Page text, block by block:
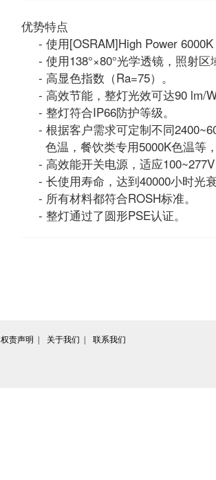
优势特点
- 使用[OSRAM]High Power
- 使用138°×80°光学透镜，照射区
- 高显色指数（Ra=75）。
- 高效节能，整灯光效可达90 lm/
- 整灯符合IP66防护等级。
- 根据客户需求可定制不同
色温，餐饮类专用5000K色温等
- 高效能开关电源，适应
- 长使用寿命，达到40000小时光
- 所有材料都符合ROSH标准。
- 整灯通过了圆形PSE认证。
权责声明  | 关于我们  | 联系我们